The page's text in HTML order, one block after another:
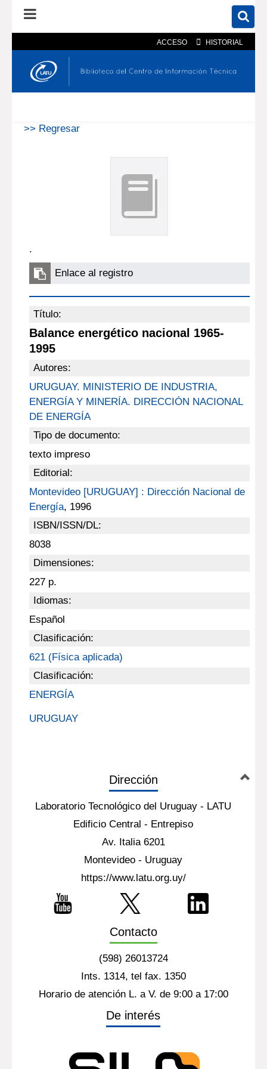
ACCESO HISTORIAL
En el catálogo En el sitio
>> Regresar
.
Enlace al registro
Título:
Balance energético nacional 1965-
1995
Autores:
URUGUAY. MINISTERIO DE INDUSTRIA,
ENERGÍA Y MINERÍA. DIRECCIÓN NACIONAL
DE ENERGÍA
Tipo de documento:
texto impreso
Editorial:
Montevideo [URUGUAY] : Dirección Nacional de
Energía, 1996
ISBN/ISSN/DL:
8038
Dimensiones:
227 p.
Idiomas:
Español
Clasificación:
621 (Física aplicada)
Clasificación:
ENERGÍA
URUGUAY
Dirección
Laboratorio Tecnológico del Uruguay - LATU
Edificio Central - Entrepiso
Av. Italia 6201
Montevideo - Uruguay
https://www.latu.org.uy/
Contacto
(598) 26013724
Ints. 1314, tel fax. 1350
Horario de atención L. a V. de 9:00 a 17:00
De interés